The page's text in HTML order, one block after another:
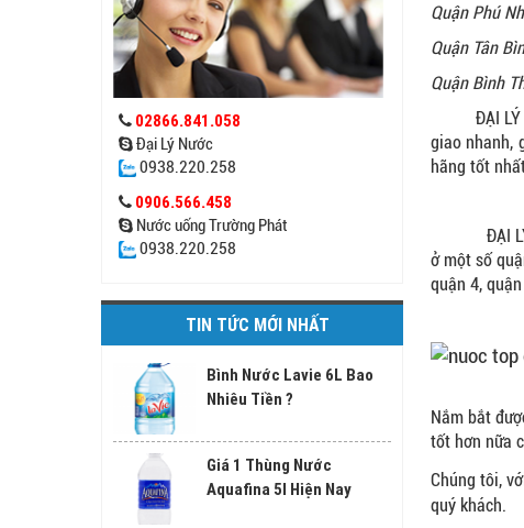
02866.841.058
Đại Lý Nước
0938.220.258
0906.566.458
Nước uống Trường Phát
0938.220.258
TIN TỨC MỚI NHẤT
Bình Nước Lavie 6L Bao
Nhiêu Tiền ?
Giá 1 Thùng Nước
Aquafina 5l Hiện Nay
Quận Phú
Quận Tân
Quận Bình
ĐẠI LÝ
giao nhanh,
hãng tốt
ĐẠI LÝ
ở một số
quận 4,
Nắm bắt
tốt hơn nữa
Chúng tôi,
quý khách.